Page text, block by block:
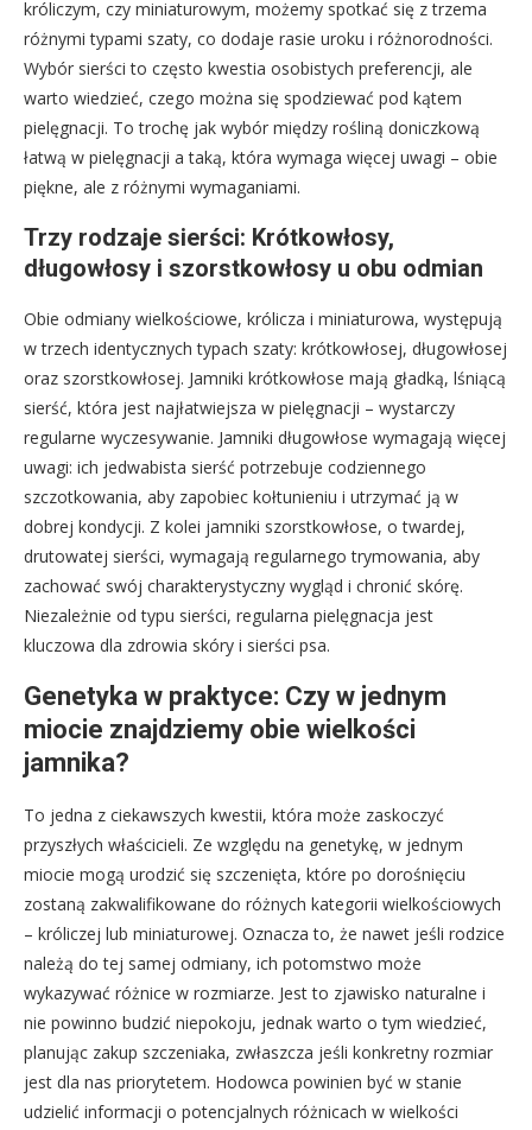
króliczym, czy miniaturowym, możemy spotkać się z trzema
różnymi typami szaty, co dodaje rasie uroku i różnorodności.
Wybór sierści to często kwestia osobistych preferencji, ale
warto wiedzieć, czego można się spodziewać pod kątem
pielęgnacji. To trochę jak wybór między rośliną doniczkową
łatwą w pielęgnacji a taką, która wymaga więcej uwagi – obie
piękne, ale z różnymi wymaganiami.
Trzy rodzaje sierści: Krótkowłosy,
długowłosy i szorstkowłosy u obu odmian
Obie odmiany wielkościowe, królicza i miniaturowa, występują
w trzech identycznych typach szaty: krótkowłosej, długowłosej
oraz szorstkowłosej. Jamniki krótkowłose mają gładką, lśniącą
sierść, która jest najłatwiejsza w pielęgnacji – wystarczy
regularne wyczesywanie. Jamniki długowłose wymagają więcej
uwagi: ich jedwabista sierść potrzebuje codziennego
szczotkowania, aby zapobiec kołtunieniu i utrzymać ją w
dobrej kondycji. Z kolei jamniki szorstkowłose, o twardej,
drutowatej sierści, wymagają regularnego trymowania, aby
zachować swój charakterystyczny wygląd i chronić skórę.
Niezależnie od typu sierści, regularna pielęgnacja jest
kluczowa dla zdrowia skóry i sierści psa.
Genetyka w praktyce: Czy w jednym
miocie znajdziemy obie wielkości
jamnika?
To jedna z ciekawszych kwestii, która może zaskoczyć
przyszłych właścicieli. Ze względu na genetykę, w jednym
miocie mogą urodzić się szczenięta, które po dorośnięciu
zostaną zakwalifikowane do różnych kategorii wielkościowych
– króliczej lub miniaturowej. Oznacza to, że nawet jeśli rodzice
należą do tej samej odmiany, ich potomstwo może
wykazywać różnice w rozmiarze. Jest to zjawisko naturalne i
nie powinno budzić niepokoju, jednak warto o tym wiedzieć,
planując zakup szczeniaka, zwłaszcza jeśli konkretny rozmiar
jest dla nas priorytetem. Hodowca powinien być w stanie
udzielić informacji o potencjalnych różnicach w wielkości